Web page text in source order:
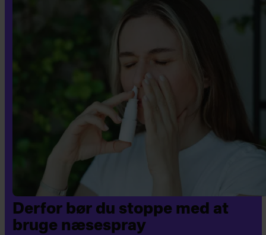
Derfor bør du stoppe med at
bruge næsespray